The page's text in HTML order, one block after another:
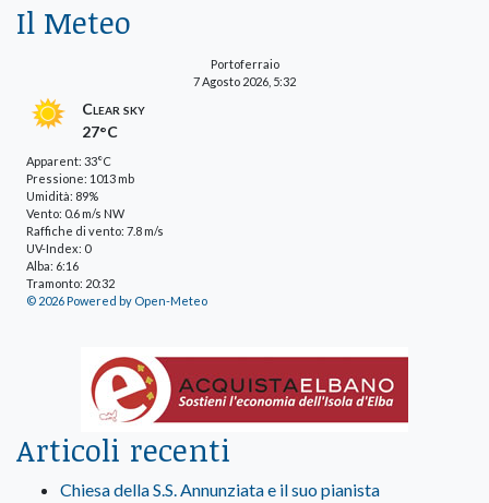
Il Meteo
Portoferraio
7 Agosto 2026, 5:32
Clear sky
27°C
Apparent: 33°C
Pressione: 1013 mb
Umidità: 89%
Vento: 0.6 m/s NW
Raffiche di vento: 7.8 m/s
UV-Index: 0
Alba: 6:16
Tramonto: 20:32
© 2026 Powered by Open-Meteo
Articoli recenti
Chiesa della S.S. Annunziata e il suo pianista